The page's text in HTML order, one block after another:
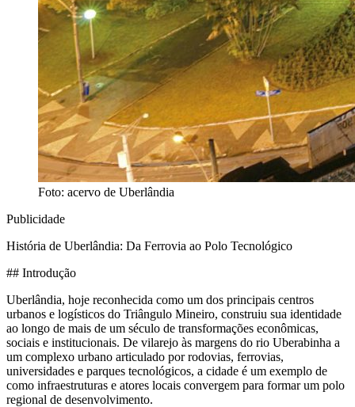
Foto: acervo de Uberlândia
Publicidade
História de Uberlândia: Da Ferrovia ao Polo Tecnológico
## Introdução
Uberlândia, hoje reconhecida como um dos principais centros
urbanos e logísticos do Triângulo Mineiro, construiu sua identidade
ao longo de mais de um século de transformações econômicas,
sociais e institucionais. De vilarejo às margens do rio Uberabinha a
um complexo urbano articulado por rodovias, ferrovias,
universidades e parques tecnológicos, a cidade é um exemplo de
como infraestruturas e atores locais convergem para formar um polo
regional de desenvolvimento.